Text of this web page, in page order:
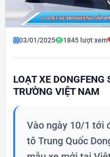
03/01/2025 1845 lượt xem
LOẠT XE
TRƯỜNG VIỆT NAM
Vào ngày 10/1 tới
tô Trung Quốc